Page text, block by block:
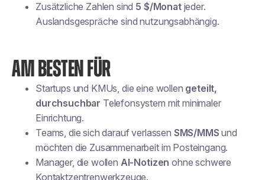
Zusätzliche Zahlen sind 5 $/Monatjeder.
Auslandsgespräche sind nutzungsabhängig.
AM BESTEN FÜR
Startups und KMUs, die eine wollen geteilt,
durchsuchbar Telefonsystem mit minimaler
Einrichtung.
Teams, die sich darauf verlassen SMS/MMS und
möchten die Zusammenarbeit im Posteingang.
Manager, die wollen AI-Notizen ohne schwere
Kontaktzentrenwerkzeuge.